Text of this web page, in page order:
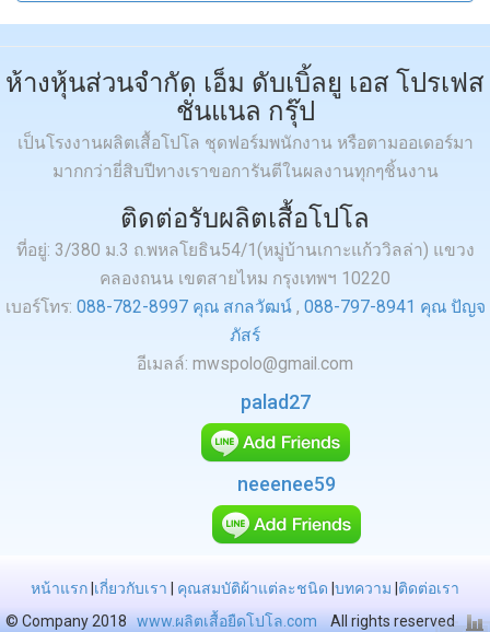
ห้างหุ้นส่วนจำกัด เอ็ม ดับเบิ้ลยู เอส โปรเฟส
ชั่นแนล กรุ๊ป
เป็นโรงงานผลิตเสื้อโปโล ชุดฟอร์มพนักงาน หรือตามออเดอร์มา
มากกว่ายี่สิบปีทางเราขอการันตีในผลงานทุกๆชิ้นงาน
ติดต่อรับผลิตเสื้อโปโล
ที่อยู่: 3/380 ม.3 ถ.พหลโยธิน54/1(หมู่บ้านเกาะแก้ววิลล่า) แขวง
คลองถนน เขตสายไหม กรุงเทพฯ 10220
เบอร์โทร: 088-782-8997 คุณ สกลวัฒน์ , 088-797-8941 คุณ ปัญจ
ภัสร์
อีเมลล์: mwspolo@gmail.com
palad27
neeenee59
หน้าแรก เกี่ยวกับเรา คุณสมบัติผ้าแต่ละชนิด บทความ ติดต่อเรา
© Company 2018 www.ผลิตเสื้อยืดโปโล.com All rights reserved